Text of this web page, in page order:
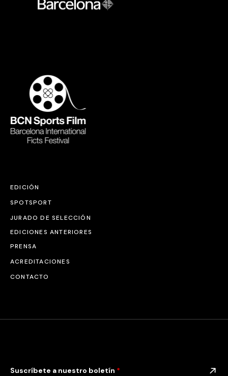
EDICIÓN
SPOTSPORT
JURADO DE SELECCIÓN
EDICIONES ANTERIORES
PRENSA
ACREDITACIONES
CONTACTO
Suscríbete a nuestro boletín *